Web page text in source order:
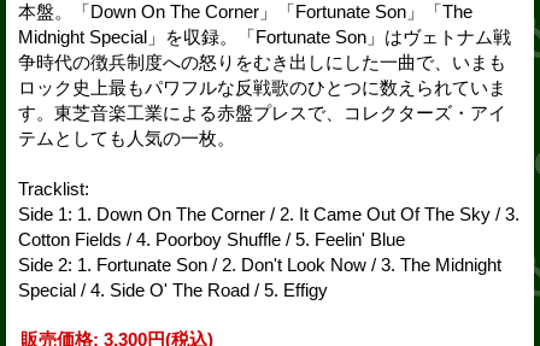
本盤。「Down On The Corner」「Fortunate Son」「The
Midnight Special」を収録。「Fortunate Son」はヴェトナム戦
争時代の徴兵制度への怒りをむき出しにした一曲で、いまも
ロック史上最もパワフルな反戦歌のひとつに数えられていま
す。東芝音楽工業による赤盤プレスで、コレクターズ・アイ
テムとしても人気の一枚。
Tracklist:
Side 1: 1. Down On The Corner / 2. It Came Out Of The Sky / 3.
Cotton Fields / 4. Poorboy Shuffle / 5. Feelin' Blue
Side 2: 1. Fortunate Son / 2. Don't Look Now / 3. The Midnight
Special / 4. Side O' The Road / 5. Effigy
販売価格: 3,300円(税込)